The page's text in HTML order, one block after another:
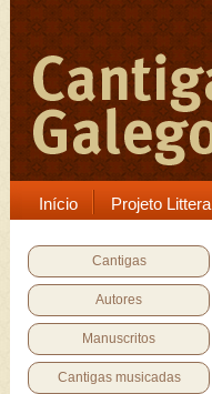
Início Projeto Littera
Cantigas
Autores
Manuscritos
Cantigas musicadas